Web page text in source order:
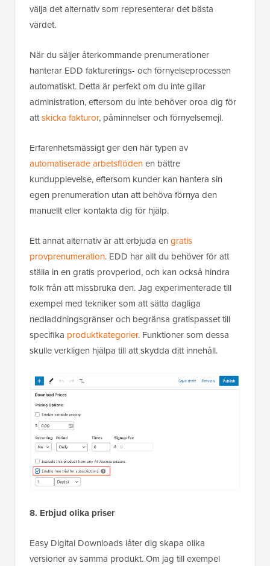
välja det alternativ som representerar det bästa
värdet.
När du säljer återkommande prenumerationer
hanterar EDD fakturerings- och förnyelseprocessen
automatiskt. Detta är perfekt om du inte gillar
administration, eftersom du inte behöver oroa dig för
attskicka fakturor, påminnelser och förnyelsemejl.
Erfarenhetsmässigt ger den här typen av
automatiserade arbetsflödenen bättre
kundupplevelse, eftersom kunder kan hantera sin
egen prenumeration utan att behöva förnya den
manuellt eller kontakta dig för hjälp.
Ett annat alternativ är att erbjuda en gratis
provprenumeration. EDD har allt du behöver för att
ställa in en gratis provperiod, och kan också hindra
folk från att missbruka den. Jag experimenterade till
exempel med tekniker som att sätta dagliga
nedladdningsgränser och begränsa gratispasset till
specifika produktkategorier. Funktioner som dessa
skulle verkligen hjälpa till att skydda ditt innehåll.
8. Erbjud olika priser
Easy Digital Downloads låter dig skapa olika
versioner av samma produkt. Om jag till exempel